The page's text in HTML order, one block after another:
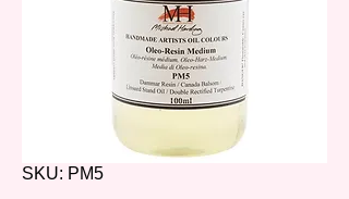
SKU: PM5